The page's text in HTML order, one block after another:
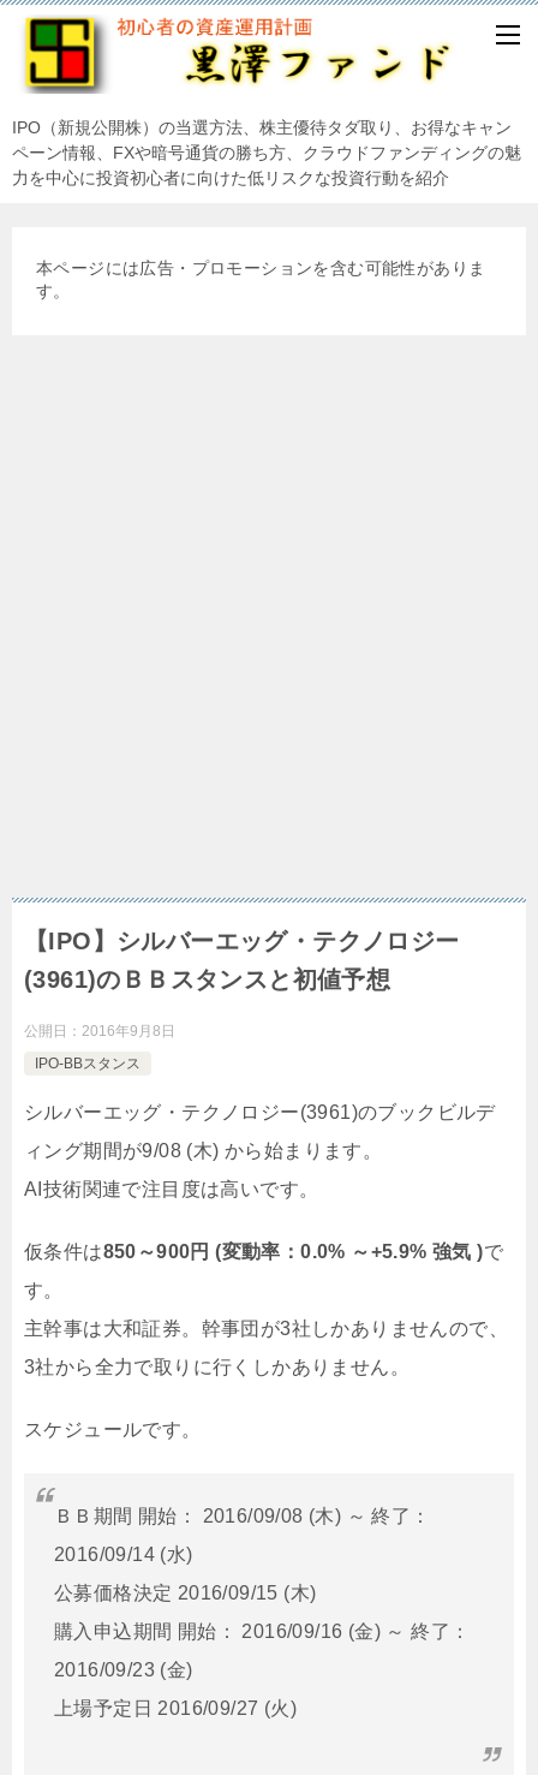
IPO（新規公開株）の当選方法、株主優待タダ取り、お得なキャン
ペーン情報、FXや暗号通貨の勝ち方、クラウドファンディングの魅
力を中心に投資初心者に向けた低リスクな投資行動を紹介
本ページには広告・プロモーションを含む可能性がありま
す。
【IPO】シルバーエッグ・テクノロジー
(3961)のＢＢスタンスと初値予想
公開日： 2016年9月8日
IPO-BBスタンス
シルバーエッグ・テクノロジー(3961)のブックビルデ
ィング期間が9/08 (木) から始まります。
AI技術関連で注目度は高いです。
仮条件は850～900円 (変動率：0.0% ～+5.9% 強気 )で
す。
主幹事は大和証券。幹事団が3社しかありませんので、
3社から全力で取りに行くしかありません。
スケジュールです。
ＢＢ期間 開始： 2016/09/08 (木) ～ 終了：
2016/09/14 (水)
公募価格決定 2016/09/15 (木)
購入申込期間 開始： 2016/09/16 (金) ～ 終了：
2016/09/23 (金)
上場予定日 2016/09/27 (火)